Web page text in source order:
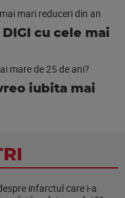
cu cele mai
iubita mai